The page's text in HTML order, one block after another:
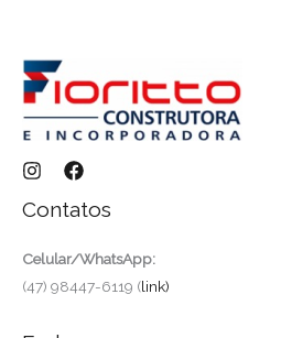
Contatos
Celular/WhatsApp:
(47) 98447-6119 (link)